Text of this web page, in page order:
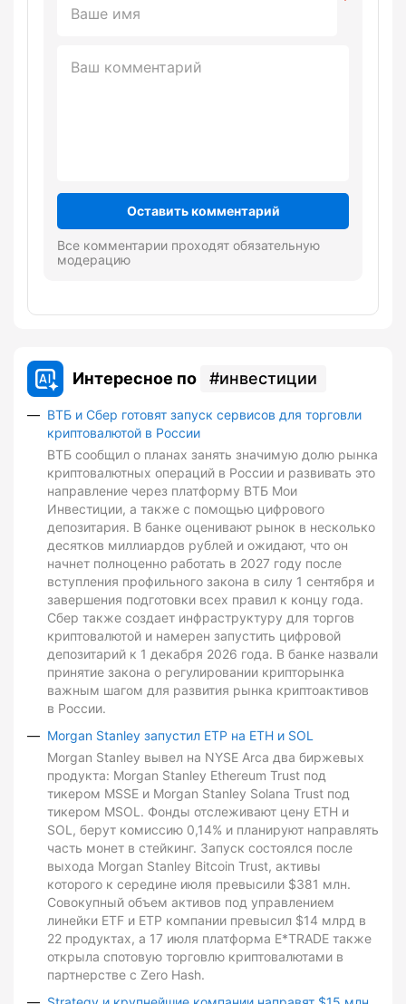
Оставить комментарий
Все комментарии проходят обязательную
модерацию
Интересное по инвестиции
ВТБ и Сбер готовят запуск сервисов для торговли
криптовалютой в России
ВТБ сообщил о планах занять значимую долю рынка
криптовалютных операций в России и развивать это
направление через платформу ВТБ Мои
Инвестиции, а также с помощью цифрового
депозитария. В банке оценивают рынок в несколько
десятков миллиардов рублей и ожидают, что он
начнет полноценно работать в 2027 году после
вступления профильного закона в силу 1 сентября и
завершения подготовки всех правил к концу года.
Сбер также создает инфраструктуру для торгов
криптовалютой и намерен запустить цифровой
депозитарий к 1 декабря 2026 года. В банке назвали
принятие закона о регулировании крипторынка
важным шагом для развития рынка криптоактивов
в России.
Morgan Stanley запустил ETP на ETH и SOL
Morgan Stanley вывел на NYSE Arca два биржевых
продукта: Morgan Stanley Ethereum Trust под
тикером MSSE и Morgan Stanley Solana Trust под
тикером MSOL. Фонды отслеживают цену ETH и
SOL, берут комиссию 0,14% и планируют направлять
часть монет в стейкинг. Запуск состоялся после
выхода Morgan Stanley Bitcoin Trust, активы
которого к середине июля превысили $381 млн.
Совокупный объем активов под управлением
линейки ETF и ETP компании превысил $14 млрд в
22 продуктах, а 17 июля платформа E*TRADE также
открыла спотовую торговлю криптовалютами в
партнерстве с Zero Hash.